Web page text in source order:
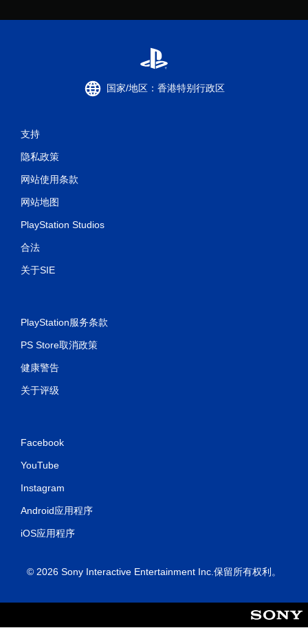
国家/地区：香港特别行政区
支持
隐私政策
网站使用条款
网站地图
PlayStation Studios
合法
关于SIE
PlayStation服务条款
PS Store取消政策
健康警告
关于评级
Facebook
YouTube
Instagram
Android应用程序
iOS应用程序
© 2026 Sony Interactive Entertainment Inc.保留所有权利。